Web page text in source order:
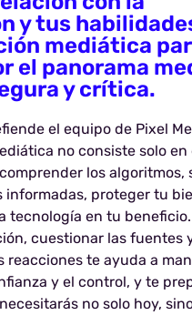
y tus
mediática
el panorama
y crítica.
el equipo de Pixel
no consiste solo
los algoritmos,
informadas, proteger tu
tecnología en tu
cuestionar las fuentes
reacciones te ayuda a
y el control, y te
no solo hoy,